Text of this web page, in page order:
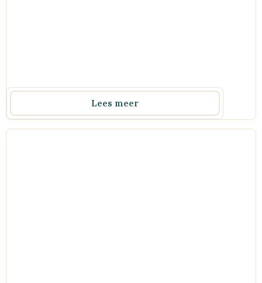
Lees meer